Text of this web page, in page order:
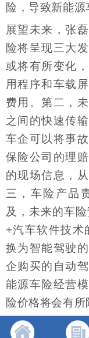
险，导致新能源
展望未来，张
险将呈现三大
或将有所变化
用程序和车载
费用。第二，
之间的快速传
车企可以将事
保险公司的理
的现场信息，
三，车险产品
及，未来的车
+汽车软件技术
换为智能驾驶
企购买的自动
能源车险经营
险价格将会有所